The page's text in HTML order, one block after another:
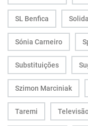
SL Benfica
Sónia Carneiro
Substituições
Szimon Marciniak
Taremi